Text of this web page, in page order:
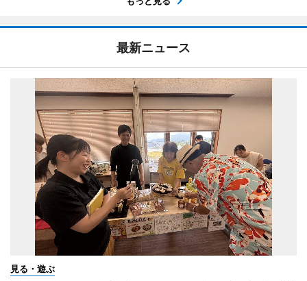
最新ニュース
見る・遊ぶ